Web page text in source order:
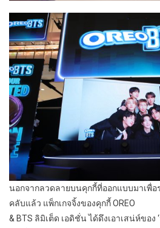
นอกจากลวดลายบนคุกกี้ที่ออกแบบมาเพื่
คลับแล้ว แพ็กเกจจิ้งของคุกกี้ OREO
& BTS ลิมิเต็ด เอดิชั่น ได้ดึงเอาเสน่ห์ขอ